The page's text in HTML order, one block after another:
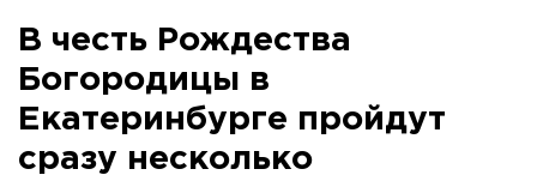
В честь Рождества
Богородицы в
Екатеринбурге пройдут
сразу несколько